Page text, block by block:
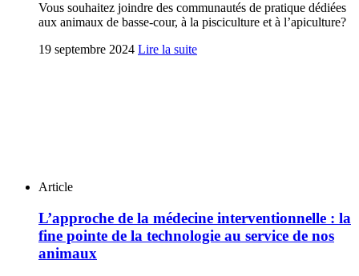
Vous souhaitez joindre des communautés de pratique dédiées
aux animaux de basse-cour, à la pisciculture et à l’apiculture?
19 septembre 2024 Lire la suite
Article
L’approche de la médecine interventionnelle : la
fine pointe de la technologie au service de nos
animaux